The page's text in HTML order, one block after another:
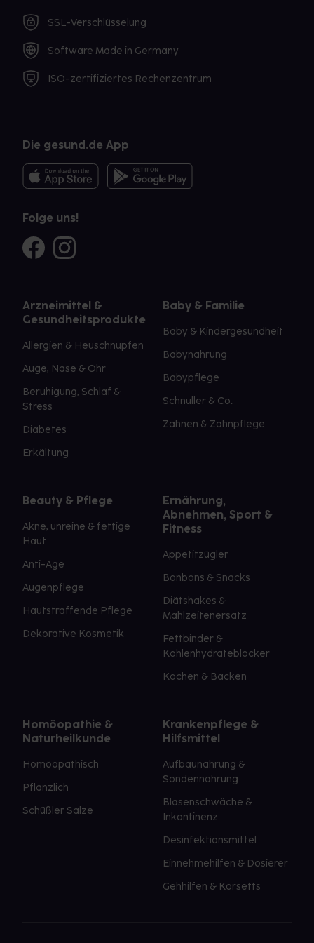
SSL-Verschlüsselung
Software Made in Germany
ISO-zertifiziertes Rechenzentrum
Die gesund.de App
Folge uns!
Arzneimittel &
Gesundheitsprodukte
Allergien & Heuschnupfen
Auge, Nase & Ohr
Beruhigung, Schlaf &
Stress
Diabetes
Erkältung
Baby & Familie
Baby & Kindergesundheit
Babynahrung
Babypflege
Schnuller & Co.
Zahnen & Zahnpflege
Beauty & Pflege
Akne, unreine & fettige
Haut
Anti-Age
Augenpflege
Hautstraffende Pflege
Dekorative Kosmetik
Ernährung,
Abnehmen, Sport &
Fitness
Appetitzügler
Bonbons & Snacks
Diätshakes &
Mahlzeitenersatz
Fettbinder &
Kohlenhydrateblocker
Kochen & Backen
Homöopathie &
Naturheilkunde
Homöopathisch
Pflanzlich
Schüßler Salze
Krankenpflege &
Hilfsmittel
Aufbaunahrung &
Sondennahrung
Blasenschwäche &
Inkontinenz
Desinfektionsmittel
Einnehmehilfen & Dosierer
Gehhilfen & Korsetts